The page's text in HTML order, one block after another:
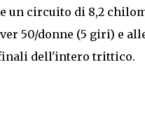
un circuito di 8,2
50/donne (5 giri) e
dell'intero trittico.